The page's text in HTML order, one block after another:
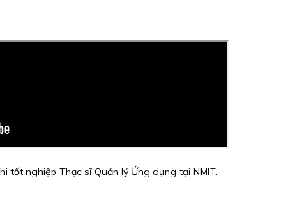
tốt nghiệp Thạc sĩ Quản lý Ứng dụng tại NMIT.